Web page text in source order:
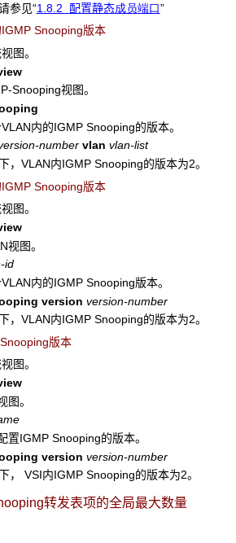
参见“1.8.2 配置静态成员端口”
Snooping版本
图。
视图。
内的IGMP Snooping的版本。
number vlan vlan-list
，VLAN内IGMP Snooping的版本为2。
Snooping版本
图。
图。
id
内的IGMP Snooping版本。
version version-number
，VLAN内IGMP Snooping的版本为2。
版本
图。
。
IGMP Snooping的版本。
version version-number
， VSI内IGMP Snooping的版本为2。
转发表项的全局最大数量